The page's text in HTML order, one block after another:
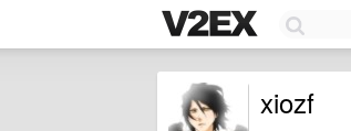
xiozf